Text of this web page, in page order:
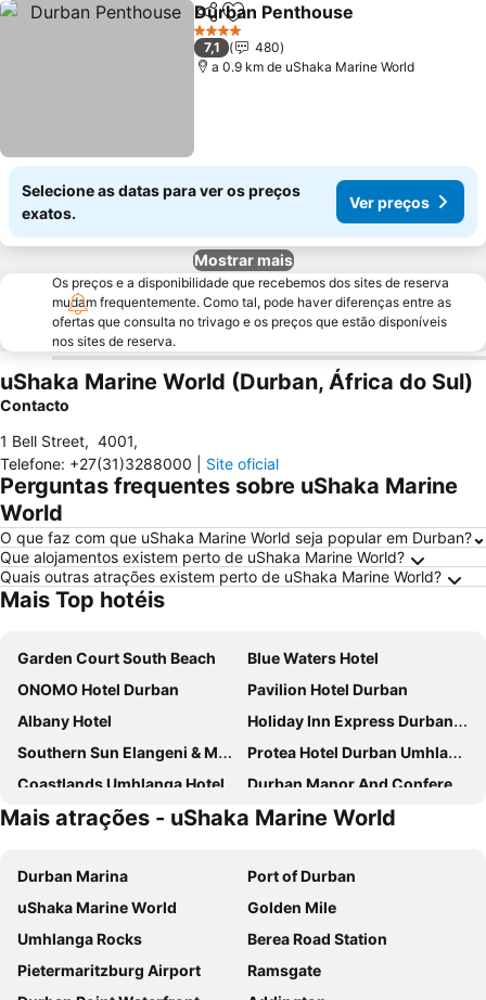
PartilharAdicionar aos favoritos
Durban Penthouse
4 Estrelas
7,1
480
a 0.9 km de uShaka Marine World
Selecione as datas para ver os preços
exatos.
Ver preços
Mostrar mais
Os preços e a disponibilidade que recebemos dos sites de reserva
mudam frequentemente. Como tal, pode haver diferenças entre as
ofertas que consulta no trivago e os preços que estão disponíveis
nos sites de reserva.
uShaka Marine World (Durban, África do Sul)
Contacto
1 Bell Street, 4001,
Telefone: +27(31)3288000 Site oficial
Perguntas frequentes sobre uShaka Marine
World
O que faz com que uShaka Marine World seja popular em Durban?
Que alojamentos existem perto de uShaka Marine World?
Quais outras atrações existem perto de uShaka Marine World?
Mais Top hotéis
Garden Court South Beach
Blue Waters Hotel
ONOMO Hotel Durban
Pavilion Hotel Durban
Albany Hotel
Holiday Inn Express Durban - Umhlanga By Ihg
Southern Sun Elangeni & Maharani
Protea Hotel Durban Umhlanga
Coastlands Umhlanga Hotel and Convention Centre
Durban Manor And Conference Centre
Garden Court Marine Parade
Protea Hotel Fire & Ice! Durban Umhlanga Ridge
Belaire Suites Hotel
Hilton Durban
Emakhosini Hotel On East
The Royal Hotel by Coastlands Hotels & Resorts
Parade Hotel
The Balmoral
Bayside Hotel Pine Street
Suncoast Hotel & Towers
Mais atrações - uShaka Marine World
Durban Marina
Port of Durban
uShaka Marine World
Golden Mile
Umhlanga Rocks
Berea Road Station
Pietermaritzburg Airport
Ramsgate